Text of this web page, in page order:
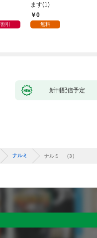
割引
ます(1)
0
無料
新刊配信予定
ナルミ ナルミ （3）